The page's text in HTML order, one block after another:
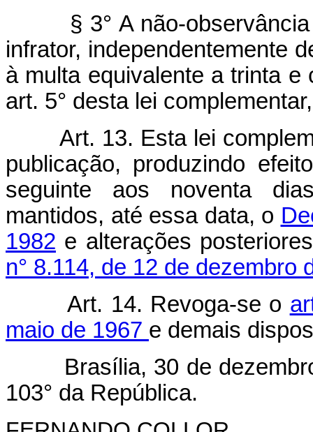
§ 3° A não-
infrator, independentemente
à multa equivalente a trinta
art. 5° desta lei
Art. 13. Esta lei
publicação, produzindo
seguinte aos noventa
mantidos, até essa data, o
1982 e alterações
n° 8.114, de 12 de dezembro
Art. 14. Revoga-se o
maio de 1967 e demais
Brasília, 30 de dezembro
103° da República.